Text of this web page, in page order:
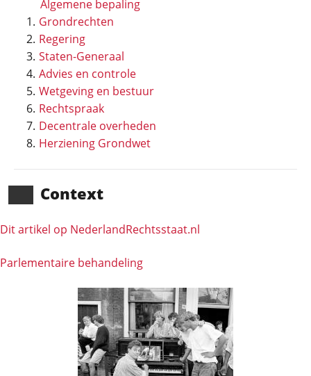
Algemene bepaling
Grondrechten
Regering
Staten-Generaal
Advies en controle
Wetgeving en bestuur
Rechtspraak
Decentrale overheden
Herziening Grondwet
Context
Dit artikel op NederlandRechts­staat.nl
Parlementaire behandeling